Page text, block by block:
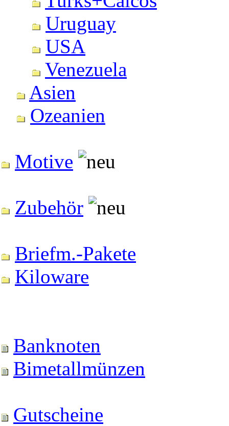
Uruguay
USA
Venezuela
Asien
Ozeanien
Motive
Zubehör
Briefm.-Pakete
Kiloware
Banknoten
Bimetallmünzen
Gutscheine